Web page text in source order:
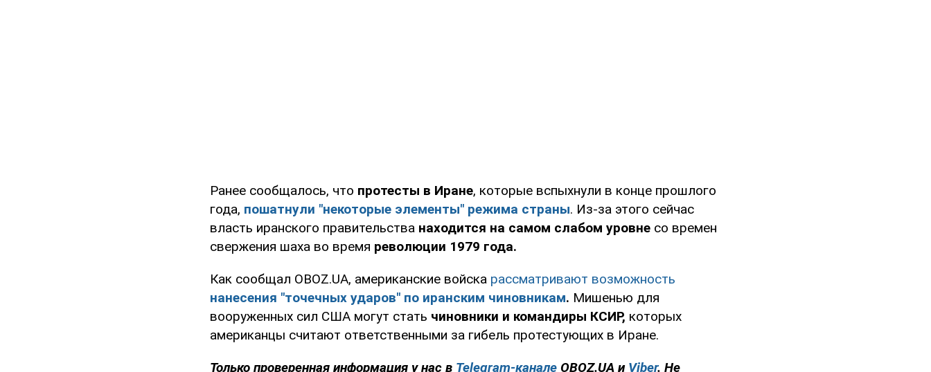
Ранее сообщалось, что протесты в Иране, которые вспыхнули в конце прошлого
года, пошатнули "некоторые элементы" режима страны. Из-за этого сейчас
власть иранского правительства находится на самом слабом уровне со времен
свержения шаха во время революции 1979 года.
Как сообщал OBOZ.UA, американские войска рассматривают возможность
нанесения "точечных ударов" по иранским чиновникам. Мишенью для
вооруженных сил США могут стать чиновники и командиры КСИР, которых
американцы считают ответственными за гибель протестующих в Иране.
Только проверенная информация у нас в Telegram-канале OBOZ.UA и Viber. Не